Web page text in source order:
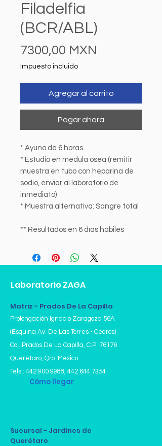
Filadelfia
(BCR/ABL)
7300,00 MXN
Impuesto incluido
Agregar al carrito
Pagar ahora
* Ayuno de 6 horas
* Estudio en medula ósea (remitir
muestra en tubo con heparina de
sodio, enviar al laboratorio de
inmediato)
* Muestra alternativa: Sangre total
** Resultados en 6 días hábiles
Laboratorio ZAGA
Matriz - Prados De La Capilla
Prolongación Ignacio Zaragoza 56A
(Esquina Av. De Las Torres - Cedros)
Col. Prados De La Capilla, C.P. 76176
Querétaro, Qro. México
Tels.: 442 900 9988, 442 644 7354
Cómo llegar
Sucursal - Jardines de
Querétaro